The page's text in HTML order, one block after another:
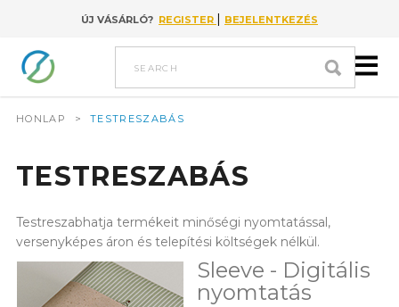
Go to content
ÚJ VÁSÁRLÓ? REGISTER | BEJELENTKEZÉS
search
HONLAP > TESTRESZABÁS
TESTRESZABÁS
Testreszabhatja termékeit minőségi nyomtatással,
versenyképes áron és telepítési költségek nélkül.
Sleeve - Digitális
nyomtatás